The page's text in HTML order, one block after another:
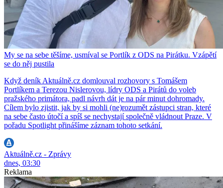
My se na sebe těšíme, usmíval se Portlík z ODS na Pirátku. Vzápětí
se do něj pustila
Když deník Aktuálně.cz domlouval rozhovory s Tomášem
Portlíkem a Terezou Nislerovou, lídry ODS a Pirátů do voleb
pražského primátora, padl návrh dát je na pár minut dohromady.
Cílem bylo zjistit, jak by si mohli (ne)rozumět zástupci stran, které
na sebe často útočí a spíš se nechystají společně vládnout Praze. V
pořadu Spotlight přinášíme záznam tohoto setkání.
Aktuálně.cz - Zprávy
dnes, 03:30
Reklama